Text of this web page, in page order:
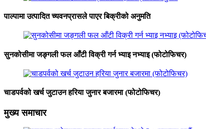
पाल्पामा उत्पादित च्यवनप्रासले पाएर बिक्रीको अनुमति
सुनकोसीमा जङ्गली फल आँटी विक्री गर्न भ्याइ नभ्याइ (फोटोफिचर)
चाडपर्वको खर्च जुटाउन हरिया जुनार बजारमा (फोटोफिचर)
मुख्य समाचार